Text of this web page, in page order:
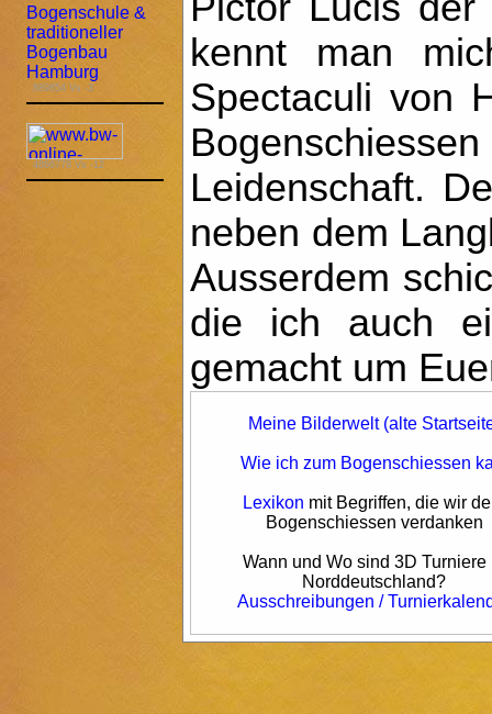
Bogenschule &
traditioneller
Bogenbau
Hamburg
889854 Vs -3
4866778 Vs -12
kennt man
Spectaculi von
Leidenschaft.
neben dem
Ausserdem
die ich auch
gemacht um
Meine Bilderwelt (alte
Wie ich zum Bogenschiessen
Lexikon mit Begriffen, die wir
Bogenschiessen verdanken
Wann und Wo sind 3D Turniere
Norddeutschland?
Ausschreibungen /